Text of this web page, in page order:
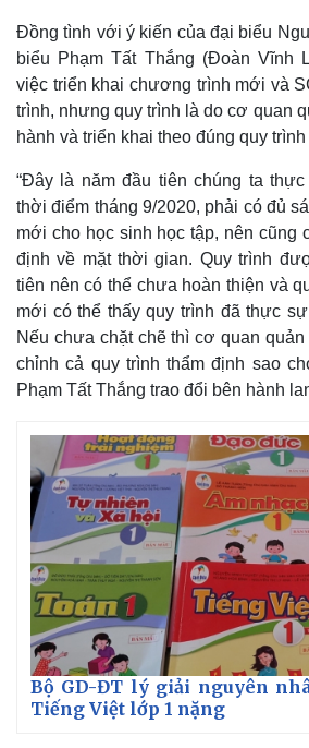
Bất động sản
Khởi nghiệp
Thị
Giá
Tiêu
Tỷ giá
Giá
Đồng tình với ý kiến của đại biểu
biểu Phạm Tất Thắng (Đoàn Vĩnh
việc triển khai chương trình mới và
trình, nhưng quy trình là do cơ quan
hành và triển khai theo đúng quy trình
“Đây là năm đầu tiên chúng ta
thời điểm tháng 9/2020, phải có đủ
mới cho học sinh học tập, nên cũng
định về mặt thời gian. Quy trình
tiên nên có thể chưa hoàn thiện và
mới có thể thấy quy trình đã thực
Nếu chưa chặt chẽ thì cơ quan
chỉnh cả quy trình thẩm định sao
Phạm Tất Thắng trao đổi bên hành
Bộ GD-ĐT lý giải nguyên
Tiếng Việt lớp 1 nặng